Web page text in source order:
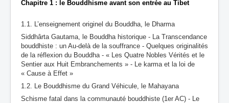
Chapitre 1 : le Bouddhisme avant son entrée au Tibet
1.1. L’enseignement originel du Bouddha, le Dharma
Siddhârta Gautama, le Bouddha historique - La Transcendance
bouddhiste : un Au-delà de la souffrance - Quelques originalités
de la réflexion du Bouddha - « Les Quatre Nobles Vérités et le
Sentier aux Huit Embranchements » - Le karma et la loi de
« Cause à Effet »
1.2. Le Bouddhisme du Grand Véhicule, le Mahayana
Schisme fatal dans la communauté bouddhiste (1er AC) - Le